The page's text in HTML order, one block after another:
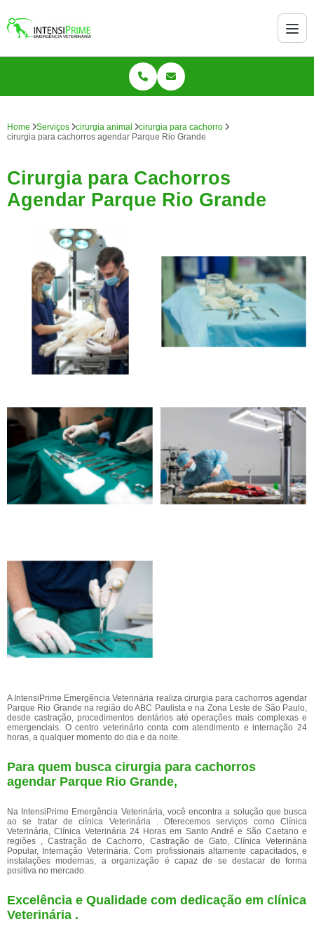
Home Serviços cirurgia animal
cirurgia para cachorro
cirurgia para cachorros agendar Parque Rio Grande
Cirurgia para Cachorros
Agendar Parque Rio Grande
A IntensiPrime Emergência Veterinária realiza cirurgia para cachorros agendar
Parque Rio Grande na região do ABC Paulista e na Zona Leste de São Paulo,
desde castração, procedimentos dentários até operações mais complexas e
emergenciais. O centro veterinário conta com atendimento e internação 24
horas, a qualquer momento do dia e da noite.
Para quem busca cirurgia para cachorros
agendar Parque Rio Grande,
Na IntensiPrime Emergência Veterinária, você encontra a solução que busca
ao se tratar de clínica Veterinária . Oferecemos serviços como Clínica
Veterinária, Clínica Veterinária 24 Horas em Santo André e São Caetano e
regiões , Castração de Cachorro, Castração de Gato, Clínica Veterinária
Popular, Internação Veterinária. Com profissionais altamente capacitados, e
instalações modernas, a organização é capaz de se destacar de forma
positiva no mercado.
Excelência e Qualidade com dedicação em clínica
Veterinária .